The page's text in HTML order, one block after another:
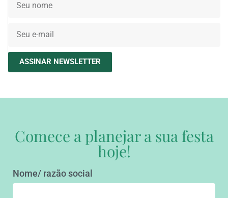
ASSINAR NEWSLETTER
Comece a planejar a sua festa
hoje!
Nome/ razão social